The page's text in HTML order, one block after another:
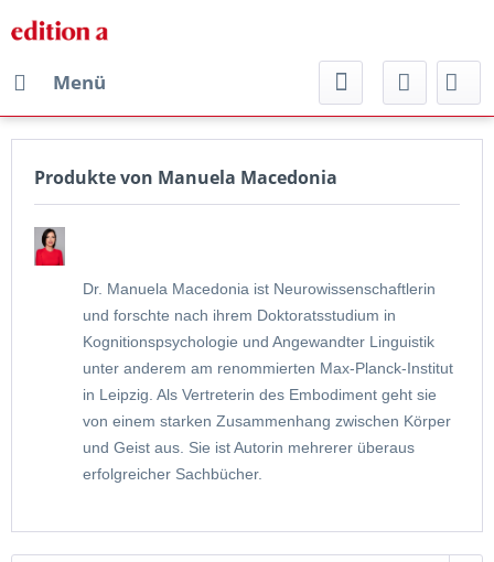
Menü
Produkte von Manuela Macedonia
Dr. Manuela Macedonia ist Neurowissenschaftlerin
und forschte nach ihrem Doktoratsstudium in
Kognitionspsychologie und Angewandter Linguistik
unter anderem am renommierten Max-Planck-Institut
in Leipzig. Als Vertreterin des Embodiment geht sie
von einem starken Zusammenhang zwischen Körper
und Geist aus. Sie ist Autorin mehrerer überaus
erfolgreicher Sachbücher.